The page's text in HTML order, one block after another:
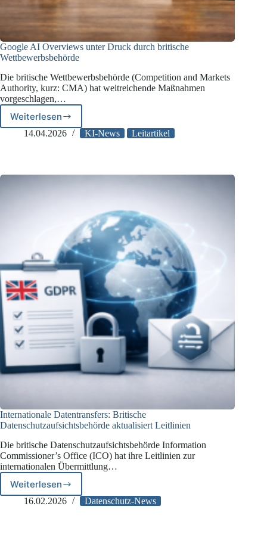
Google AI Overviews unter Druck durch britische
Wettbewerbsbehörde
Die britische Wettbewerbsbehörde (Competition and Markets
Authority, kurz: CMA) hat weitreichende Maßnahmen
vorgeschlagen,…
Weiterlesen
Google
AI
durch
14.04.2026 KI-News Leitartikel
Internationale Datentransfers: Britische
Datenschutzaufsichtsbehörde aktualisiert Leitlinien
Die britische Datenschutzaufsichtsbehörde Information
Commissioner’s Office (ICO) hat ihre Leitlinien zur
internationalen Übermittlung…
WeiterlesenInternationale
Datentransfers:
16.02.2026 Datenschutz-News